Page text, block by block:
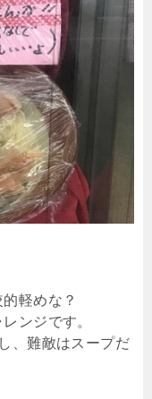
軽めな？
ンジです。
、難敵はスープだ